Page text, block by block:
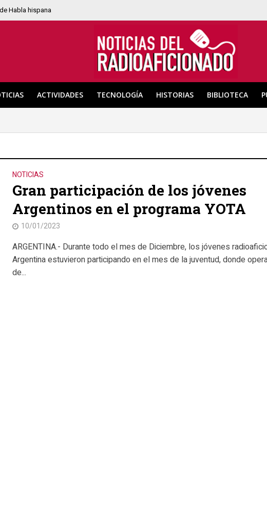
Habla hispana
ACTIVIDADES TECNOLOGÍA HISTORIAS BIBLIOTECA
NOTICIAS
Gran participación de los jóvenes
Argentinos en el programa YOTA
10/01/2023
ARGENTINA.- Durante todo el mes de Diciembre, los jóvenes
Argentina estuvieron participando en el mes de la juventud, donde
de...